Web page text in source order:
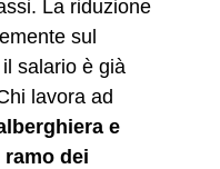
La riduzione
sul
salario è già
lavora ad
e
ramo dei